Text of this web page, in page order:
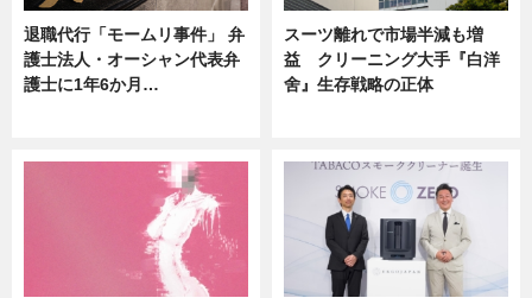
退職代行「モームリ事件」 弁
護士法人・オーシャン代表弁
護士に1年6か月…
スーツ離れで市場半減も増
益 クリーニング大手『白洋
舍』生存戦略の正体